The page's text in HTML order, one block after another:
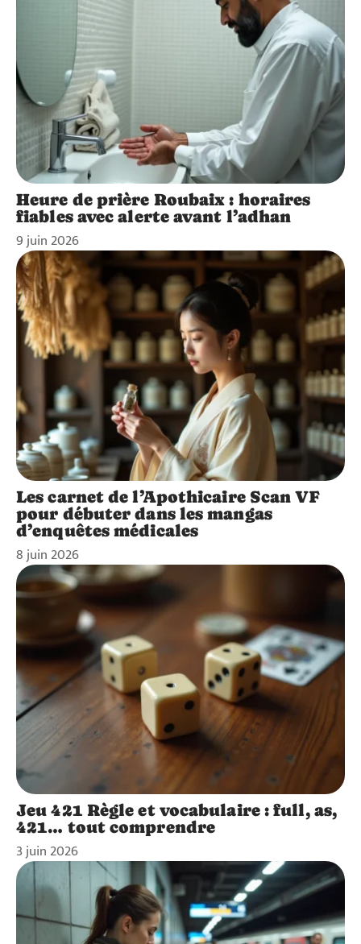
Heure de prière Roubaix : horaires
fiables avec alerte avant l’adhan
9 juin 2026
Les carnet de l’Apothicaire Scan VF
pour débuter dans les mangas
d’enquêtes médicales
8 juin 2026
Jeu 421 Règle et vocabulaire : full, as,
421… tout comprendre
3 juin 2026